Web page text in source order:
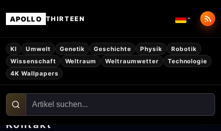
APOLLO THIRTEEN
KI Umwelt Genetik Geschichte Physik
Robotik
Wissenschaft
Weltraum Weltraumwetter
Technologie
4K Wallpapers
Kontakt